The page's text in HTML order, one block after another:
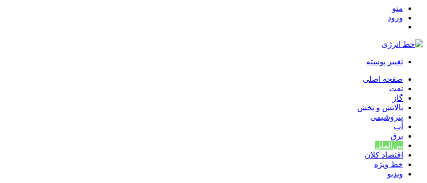
منو
ورود
تغییر پوسته
صفحه اصلی
نفت
گاز
پالایش و پخش
پتروشیمی
آب
برق
بین‌الملل
اقتصاد کلان
خط ویژه
ویدیو